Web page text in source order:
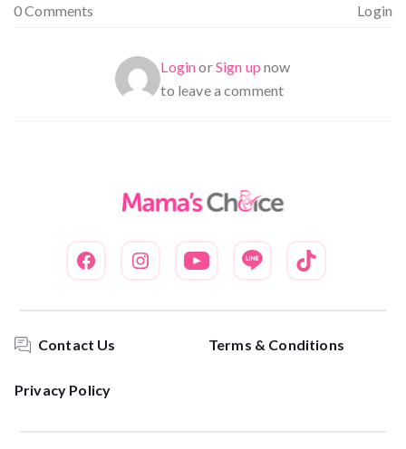
0 Comments Login
LoginorSign up now
to leave a comment
Contact Us Terms & Conditions
Privacy Policy